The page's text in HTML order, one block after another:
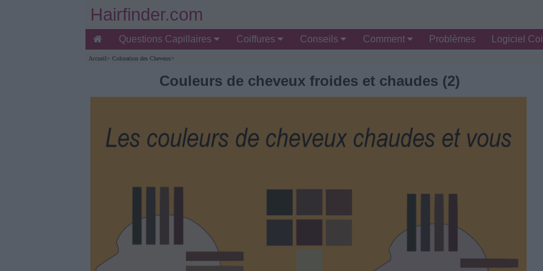
Hairfinder.com
Questions Capillaires Coiffures Conseils Comment Problèmes Logiciel
Accueil> Coloration des Cheveux>
Couleurs de cheveux froides et chaudes (2)